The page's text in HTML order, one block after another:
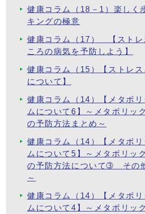
健康コラム（18－1）楽しく
キングの極意
健康コラム（17） 【ストレ
ころの病気を予防しよう】
健康コラム（15）【ストレ
について】
健康コラム（14）【メタボ
ムについて6】～メタボリッ
の予防方法まとめ～
健康コラム（14）【メタボ
ムについて5】～メタボリッ
の予防方法について➂ その
～
健康コラム（14）【メタボ
ムについて4】～メタボリッ